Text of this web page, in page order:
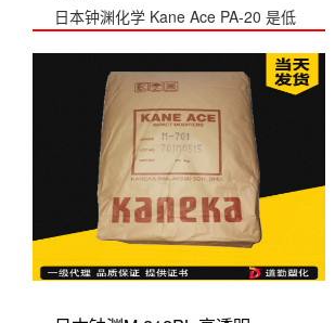
日本钟渊化学 Kane Ace PA-20 是低